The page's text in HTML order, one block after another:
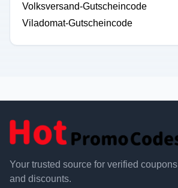
Volksversand-Gutscheincode
Viladomat-Gutscheincode
Your trusted source for verified coupons
and discounts.